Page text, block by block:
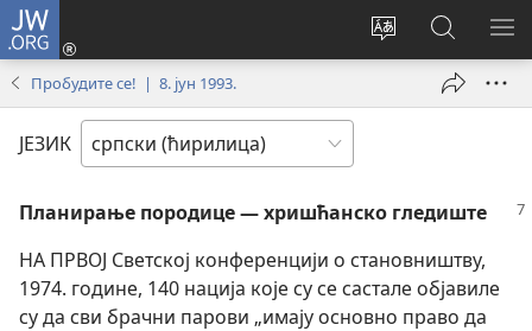
JW.ORG
Промени
Пријава
(отвара
Претрага
сајта
JW.ORG
Пробудите се! | 8. јун 1993.
ЈЕЗИК
Планирање породице — хришћанско гледиште
НА ПРВОЈ Светској конференцији о становништву,
1974. године, 140 нација које су се састале објавиле
су да сви брачни парови „имају основно право да